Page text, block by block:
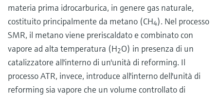
materia prima idrocarburica, in genere gas naturale,
costituito principalmente da metano (CH4). Nel processo
SMR, il metano viene preriscaldato e combinato con
vapore ad alta temperatura (H2O) in presenza di un
catalizzatore all'interno di un'unità di reforming. Il
processo ATR, invece, introduce all'interno dell'unità di
reforming sia vapore che un volume controllato di